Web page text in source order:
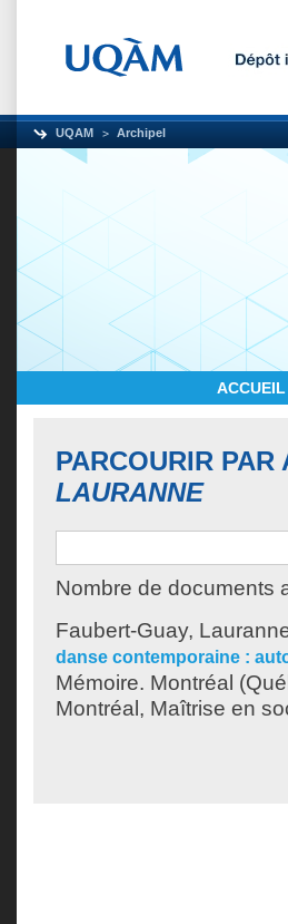
UQAM Archipel
ACCUEIL
PARCOURIR PAR
LAURANNE
Nombre de documents
Faubert-Guay,
danse contemporaine :
Mémoire. Montréal
Montréal, Maîtrise en